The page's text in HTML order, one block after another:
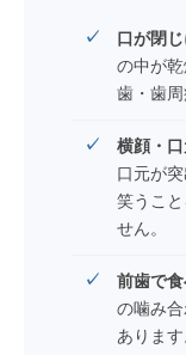
口が閉
の中が
歯・歯周
横顔・
口元が
笑うこ
せん。
前歯で
の噛み
あります